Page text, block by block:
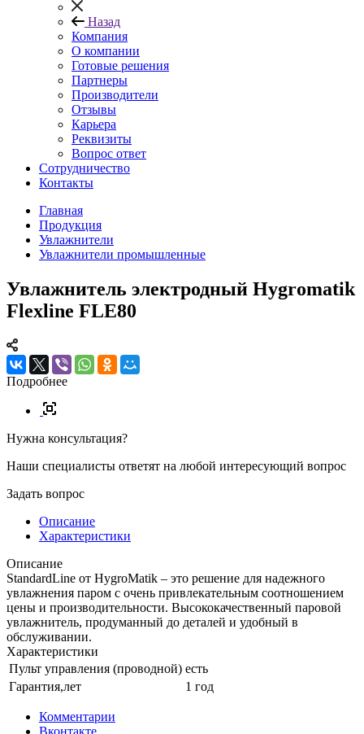
Назад
Компания
О компании
Готовые решения
Партнеры
Производители
Отзывы
Карьера
Реквизиты
Вопрос ответ
Сотрудничество
Контакты
Главная
Продукция
Увлажнители
Увлажнители промышленные
Увлажнитель электродный Hygromatik
Flexline FLE80
Подробнее
Нужна консультация?
Наши специалисты ответят на любой интересующий вопрос
Задать вопрос
Описание
Характеристики
Описание
StandardLine от HygroMatik – это решение для надежного
увлажнения паром с очень привлекательным соотношением
цены и производительности. Высококачественный паровой
увлажнитель, продуманный до деталей и удобный в
обслуживании.
Характеристики
Пульт управления (проводной) есть
Гарантия,лет
1 год
Комментарии
Вконтакте